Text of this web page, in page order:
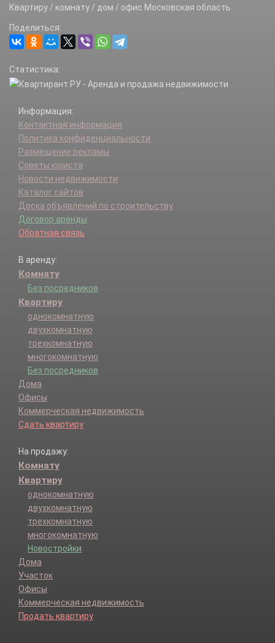
Квартиру / комнату / дом / офис Московская область
Поделиться:
Статистика:
Информация:
Контактная информация
Политика конфиденциальности
Размещение рекламы
Советы юриста
Новости недвижимости
Каталог сайтов
Доска объявлений по строительству
Договор аренды
Обратная связь
В аренду:
Комнату
Без посредников
Квартиру
однокомнатную
двухкомнатную
трехкомнатную
многокомнатную
Без посредников
Дома
Офисы
Коммерческая недвижимость
Сдать квартиру
На продажу:
Комнату
Квартиру
однокомнатную
двухкомнатную
трехкомнатную
многокомнатную
Новостройки
Дома
Участок
Офисы
Коммерческая недвижимость
Продать квартиру